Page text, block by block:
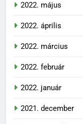
2022. május
2022. április
2022. március
2022. február
2022. január
2021. december